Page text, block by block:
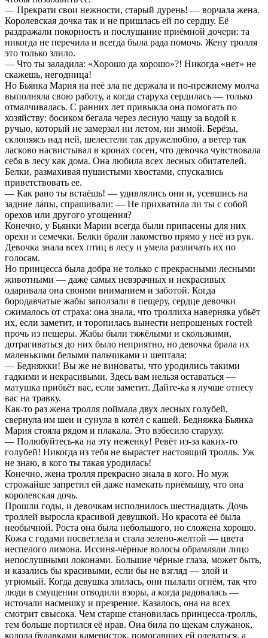
— Прекрати свои нежности, старый дурень! — ворчала жена.
Королевская дочка так и не пришлась ей по сердцу. Её
раздражали покорность и послушание приёмной дочери: та
никогда не перечила и всегда была рада помочь. Жену тролля
это только злило.
— Что ты заладила: «Хорошо да хорошо»?! Никогда «нет» не
скажешь, негодница!
Но Бьянка Мария на неё зла не держала и по-прежнему молча
выполняла свою работу, а когда старуха сердилась — только
отмалчивалась. С ранних лет привыкла она помогать по
хозяйству: босиком бегала через лесную чащу за водой к
ручью, который не замерзал ни летом, ни зимой. Берёзы,
склоняясь над ней, шелестели так дружелюбно, а ветер так
ласково насвистывал в кронах сосен, что девочка чувствовала
себя в лесу как дома. Она любила всех лесных обитателей.
Белки, размахивая пушистыми хвостами, спускались
приветствовать ее.
— Как рано ты встаёшь! — удивлялись они и, усевшись на
задние лапы, спрашивали: — Не прихватила ли ты с собой
орехов или другого угощения?
Конечно, у Бьянки Марии всегда были припасены для них
орехи и семечки. Белки брали лакомство прямо у неё из рук.
Девочка знала всех птиц в лесу и умела различать их по
голосам.
Но принцесса была добра не только с прекрасными лесными
животными — даже самых невзрачных и некрасивых
одаривала она своими вниманием и заботой. Когда
бородавчатые жабы заползали в пещеру, сердце девочки
сжималось от страха: она знала, что троллиха наверняка убьёт
их, если заметит, и торопилась вынести непрошеных гостей
прочь из пещеры. Жабы были тяжёлыми и скользкими,
дотрагиваться до них было неприятно, но девочка брала их
маленькими белыми пальчиками и шептала:
— Бедняжки! Вы же не виноваты, что уродились такими
гадкими и некрасивыми. Здесь вам нельзя оставаться —
матушка прибьёт вас, если заметит. Дайте-ка я лучше отнесу
вас на травку.
Как-то раз жена тролля поймала двух лесных голубей,
свернула им шеи и сунула в котёл с кашей. Бедняжка Бьянка
Мария стояла рядом и плакала. Это взбесило старуху.
— Полюбуйтесь-ка на эту неженку! Ревёт из-за каких-то
голубей! Никогда из тебя не вырастет настоящий тролль. Уж
не знаю, в кого ты такая уродилась!
Конечно, жена тролля прекрасно знала в кого. Но муж
строжайше запретил ей даже намекать приёмышу, что она
королевская дочь.
Прошли годы, и девочкам исполнилось шестнадцать. Дочь
троллей выросла красивой девушкой. Но красота её была
необычной. Роста она была небольшого, но сложена хорошо.
Кожа с годами посветлела и стала зелено-желтой — цвета
неспелого лимона. Иссиня-чёрные волосы обрамляли лицо
непослушными локонами. Большие чёрные глаза, может быть,
и казались бы красивыми, если бы не взгляд — злой и
угрюмый. Когда девушка злилась, они пылали огнём, так что
люди в смущении отводили взоры, а когда радовалась —
источали насмешку и презрение. Казалось, она на всех
смотрит свысока. Чем старше становилась принцесса-тролль,
тем больше портился её нрав. Она била по щекам служанок,
колола булавками камеристок, помогавших ей одеваться, а